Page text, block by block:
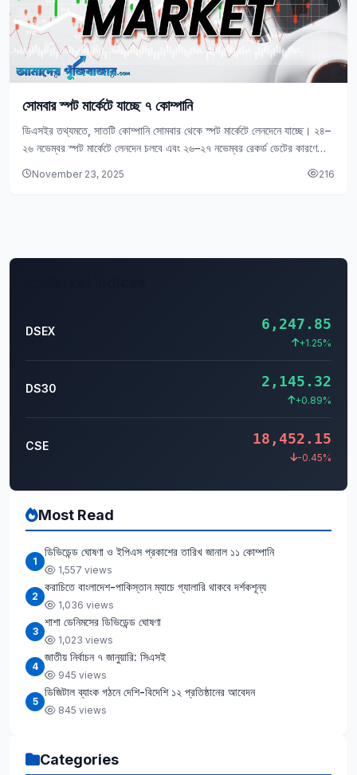
সোমবার স্পট মার্কেটে যাচ্ছে ৭ কোম্পানি
ডিএসইর তথ্যমতে, সাতটি কোম্পানি সোমবার থেকে স্পট মার্কেটে লেনদেনে যাচ্ছে। ২৪–
২৬ নভেম্বর স্পট মার্কেটে লেনদেন চলবে এবং ২৬–২৭ নভেম্বর রেকর্ড ডেটের কারণে
November 23, 2025 216
DSEX 6,247.85
+1.25%
DS30 2,145.32
+0.89%
CSE 18,452.15
-0.45%
Most Read
1
ডিভিডেন্ড ঘোষণা ও ইপিএস প্রকাশের তারিখ জানাল ১১ কোম্পানি
1,557 views
2
করাচিতে বাংলাদেশ-পাকিস্তান ম্যাচে গ্যালারি থাকবে দর্শকশূন্য
1,036 views
3
শাশা ডেনিমসের ডিভিডেন্ড ঘোষণা
1,023 views
4
জাতীয় নির্বাচন ৭ জানুয়ারি: সিএসই
945 views
5
ডিজিটাল ব্যাংক গঠনে দেশি-বিদেশি ১২ প্রতিষ্ঠানের আবেদন
845 views
Categories